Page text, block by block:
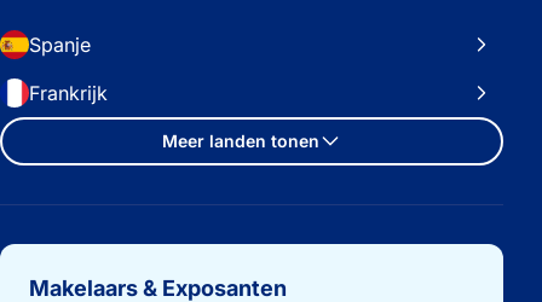
Spanje
Frankrijk
Meer landen tonen
Belangrijke links
Makelaars & Exposanten